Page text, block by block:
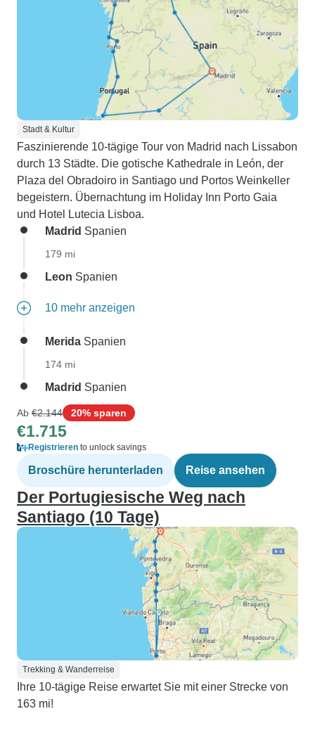
Stadt & Kultur
Faszinierende 10-tägige Tour von Madrid nach Lissabon
durch 13 Städte. Die gotische Kathedrale in León, der
Plaza del Obradoiro in Santiago und Portos Weinkeller
begeistern. Übernachtung im Holiday Inn Porto Gaia
und Hotel Lutecia Lisboa.
Madrid Spanien
179 mi
Leon Spanien
10 mehr anzeigen
Merida Spanien
174 mi
Madrid Spanien
Ab €2.144 20% sparen
€1.715
Registrieren to unlock savings
Broschüre herunterladen Reise ansehen
Der Portugiesische Weg nach
Santiago (10 Tage)
Trekking & Wanderreise
Ihre 10-tägige Reise erwartet Sie mit einer Strecke von
163 mi!